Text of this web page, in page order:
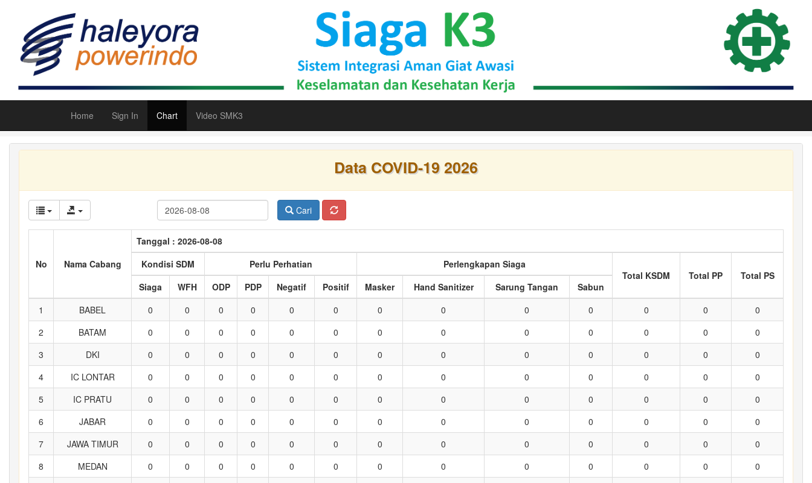
Home Sign In Chart Video SMK3
Data COVID-19 2026
Cari
No Nama Cabang
Tanggal : 2026-08-08
Kondisi SDM
Perlu Perhatian
Perlengkapan Siaga
Total KSDM
Total PP
Total PS
Siaga
WFH ODP PDP Negatif Positif Masker Hand Sanitizer Sarung Tangan
Sabun
1
BABEL 0 0 0 0 0 0 0 0 0 0 0 0
0
2
BATAM 0 0 0 0 0 0 0 0 0 0 0 0
0
3
DKI 0 0 0 0 0 0 0 0 0 0 0 0
0
4
IC LONTAR 0 0 0 0 0 0 0 0 0 0 0 0
0
5
IC PRATU 0 0 0 0 0 0 0 0 0 0 0 0
0
6
JABAR 0 0 0 0 0 0 0 0 0 0 0 0
0
7
JAWA TIMUR 0 0 0 0 0 0 0 0 0 0 0 0
0
8
MEDAN 0 0 0 0 0 0 0 0 0 0 0 0
0